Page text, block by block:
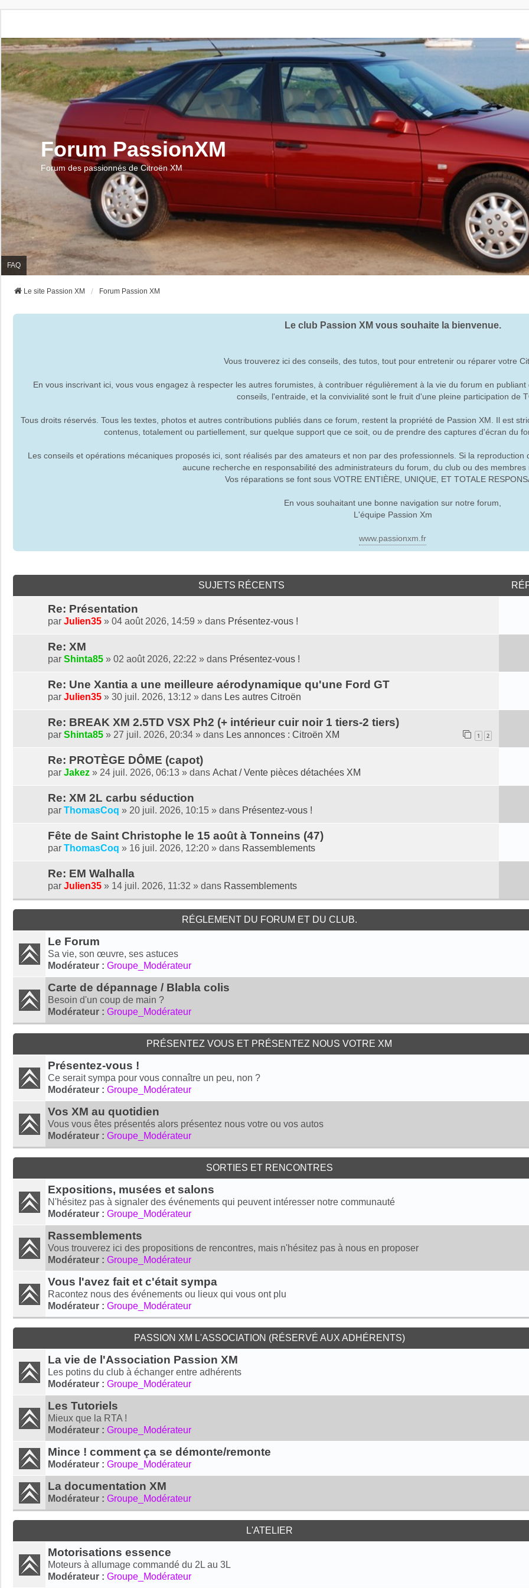
Forum PassionXM
Forum des passionnés de Citroën XM
FAQ
Le site Passion XM Forum Passion XM
Le club Passion XM vous souhaite la bienvenue.
Vous trouverez ici des conseils, des tutos, tout pour entretenir ou réparer votre
En vous inscrivant ici, vous vous engagez à respecter les autres forumistes, à contribuer régulièrement à la vie du forum en
conseils, l'entraide, et la convivialité sont le fruit d'une pleine participation de
Tous droits réservés. Tous les textes, photos et autres contributions publiés dans ce forum, restent la propriété de Passion XM. Il est
contenus, totalement ou partiellement, sur quelque support que ce soit, ou de prendre des captures d'écran du
Les conseils et opérations mécaniques proposés ici, sont réalisés par des amateurs et non par des professionnels. Si la
aucune recherche en responsabilité des administrateurs du forum, du club ou des membres
Vos réparations se font sous VOTRE ENTIÈRE, UNIQUE, ET TOTALE
En vous souhaitant une bonne navigation sur notre forum,
L'équipe Passion Xm
www.passionxm.fr
SUJETS RÉCENTS
Re: Présentation
par Julien35 » 04 août 2026, 14:59 » dans Présentez-vous !
Re: XM
par Shinta85 » 02 août 2026, 22:22 » dans Présentez-vous !
Re: Une Xantia a une meilleure aérodynamique qu'une Ford GT
par Julien35 » 30 juil. 2026, 13:12 » dans Les autres Citroën
Re: BREAK XM 2.5TD VSX Ph2 (+ intérieur cuir noir 1 tiers-2 tiers)
1 2
par Shinta85 » 27 juil. 2026, 20:34 » dans Les annonces : Citroën XM
Re: PROTÈGE DÔME (capot)
par Jakez » 24 juil. 2026, 06:13 » dans Achat / Vente pièces détachées XM
Re: XM 2L carbu séduction
par ThomasCoq » 20 juil. 2026, 10:15 » dans Présentez-vous !
Fête de Saint Christophe le 15 août à Tonneins (47)
par ThomasCoq » 16 juil. 2026, 12:20 » dans Rassemblements
Re: EM Walhalla
par Julien35 » 14 juil. 2026, 11:32 » dans Rassemblements
RÉGLEMENT DU FORUM ET DU CLUB.
Le Forum
Sa vie, son œuvre, ses astuces
Modérateur : Groupe_Modérateur
Carte de dépannage / Blabla colis
Besoin d'un coup de main ?
Modérateur : Groupe_Modérateur
PRÉSENTEZ VOUS ET PRÉSENTEZ NOUS VOTRE XM
Présentez-vous !
Ce serait sympa pour vous connaître un peu, non ?
Modérateur : Groupe_Modérateur
Vos XM au quotidien
Vous vous êtes présentés alors présentez nous votre ou vos autos
Modérateur : Groupe_Modérateur
SORTIES ET RENCONTRES
Expositions, musées et salons
N'hésitez pas à signaler des événements qui peuvent intéresser notre communauté
Modérateur : Groupe_Modérateur
Rassemblements
Vous trouverez ici des propositions de rencontres, mais n'hésitez pas à nous en proposer
Modérateur : Groupe_Modérateur
Vous l'avez fait et c'était sympa
Racontez nous des événements ou lieux qui vous ont plu
Modérateur : Groupe_Modérateur
PASSION XM L'ASSOCIATION (RÉSERVÉ AUX ADHÉRENTS)
La vie de l'Association Passion XM
Les potins du club à échanger entre adhérents
Modérateur : Groupe_Modérateur
Les Tutoriels
Mieux que la RTA !
Modérateur : Groupe_Modérateur
Mince ! comment ça se démonte/remonte
Modérateur : Groupe_Modérateur
La documentation XM
Modérateur : Groupe_Modérateur
L'ATELIER
Motorisations essence
Moteurs à allumage commandé du 2L au 3L
Modérateur : Groupe_Modérateur